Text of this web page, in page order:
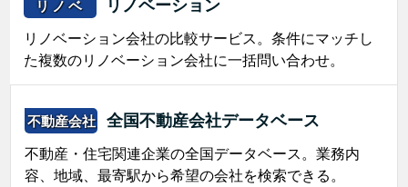
リノベ
リノベーション会社の比較サービス。条件にマッチし
た複数のリノベーション会社に一括問い合わせ。
不動産会社 全国不動産会社データベース
不動産・住宅関連企業の全国データベース。業務内
容、地域、最寄駅から希望の会社を検索できる。